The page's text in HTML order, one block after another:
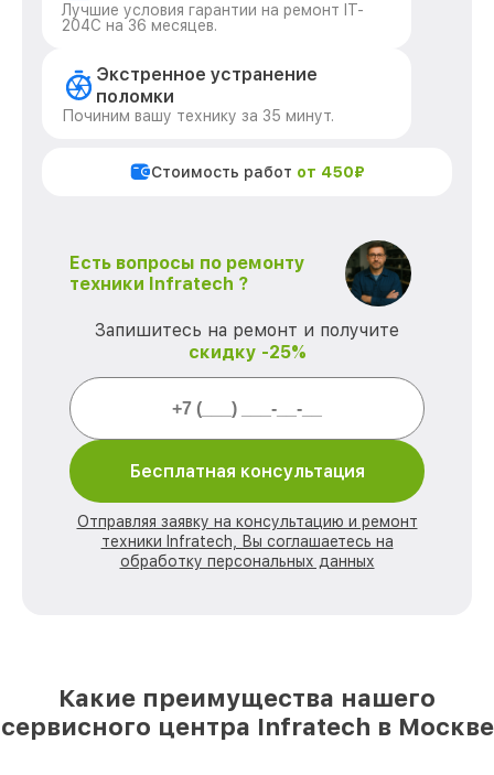
Лучшие условия гарантии на ремонт IT-
204C на 36 месяцев.
Экстренное устранение
поломки
Починим вашу технику за 35 минут.
Стоимость работ от 450₽
Есть вопросы по ремонту
техники Infratech ?
Запишитесь на ремонт и получите
скидку -25%
Бесплатная консультация
Отправляя заявку на консультацию и ремонт
техники Infratech, Вы соглашаетесь на
обработку персональных данных
Какие преимущества нашего
сервисного центра Infratech в Москве